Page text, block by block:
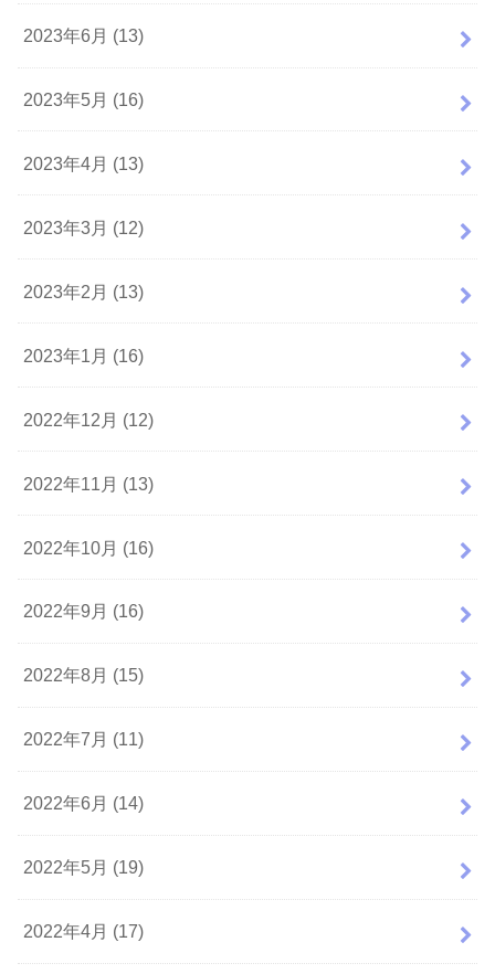
2023年6月 (13)
2023年5月 (16)
2023年4月 (13)
2023年3月 (12)
2023年2月 (13)
2023年1月 (16)
2022年12月 (12)
2022年11月 (13)
2022年10月 (16)
2022年9月 (16)
2022年8月 (15)
2022年7月 (11)
2022年6月 (14)
2022年5月 (19)
2022年4月 (17)